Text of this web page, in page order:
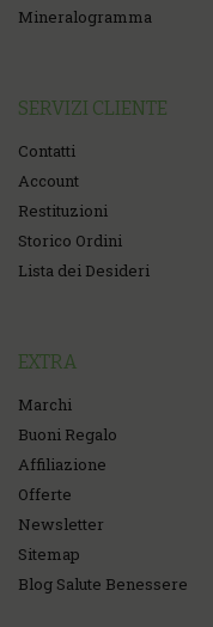
Mineralogramma
SERVIZI CLIENTE
Contatti
Account
Restituzioni
Storico Ordini
Lista dei Desideri
EXTRA
Marchi
Buoni Regalo
Affiliazione
Offerte
Newsletter
Sitemap
Blog Salute Benessere